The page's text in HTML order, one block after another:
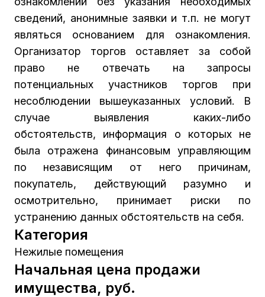
сведений, анонимные заявки и т.п. не могут
являться основанием для ознакомления.
Организатор торгов оставляет за собой
право не отвечать на запросы
потенциальных участников торгов при
несоблюдении вышеуказанных условий. В
случае выявления каких-либо
обстоятельств, информация о которых не
была отражена финансовым управляющим
по независящим от него причинам,
покупатель, действующий разумно и
осмотрительно, принимает риски по
устранению данных обстоятельств на себя.
Категория
Нежилые помещения
Начальная цена продажи
имущества, руб.